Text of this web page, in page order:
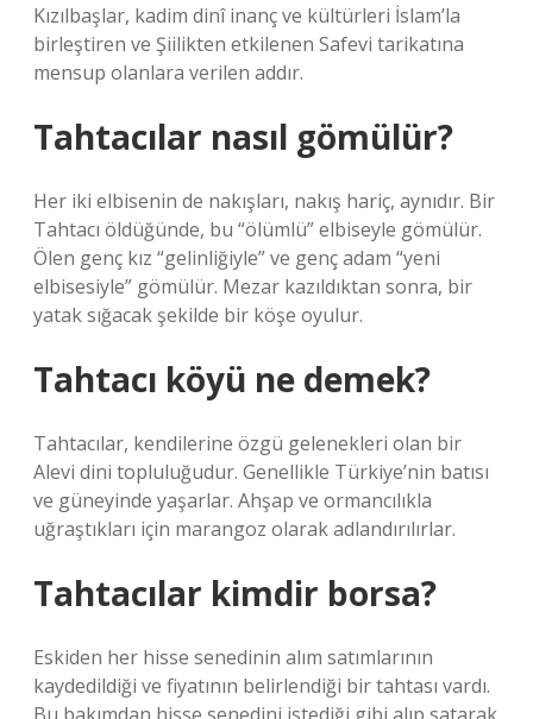
Kızılbaşlar, kadim dinî inanç ve kültürleri İslam’la
birleştiren ve Şiilikten etkilenen Safevi tarikatına
mensup olanlara verilen addır.
Tahtacılar nasıl gömülür?
Her iki elbisenin de nakışları, nakış hariç, aynıdır. Bir
Tahtacı öldüğünde, bu “ölümlü” elbiseyle gömülür.
Ölen genç kız “gelinliğiyle” ve genç adam “yeni
elbisesiyle” gömülür. Mezar kazıldıktan sonra, bir
yatak sığacak şekilde bir köşe oyulur.
Tahtacı köyü ne demek?
Tahtacılar, kendilerine özgü gelenekleri olan bir
Alevi dini topluluğudur. Genellikle Türkiye’nin batısı
ve güneyinde yaşarlar. Ahşap ve ormancılıkla
uğraştıkları için marangoz olarak adlandırılırlar.
Tahtacılar kimdir borsa?
Eskiden her hisse senedinin alım satımlarının
kaydedildiği ve fiyatının belirlendiği bir tahtası vardı.